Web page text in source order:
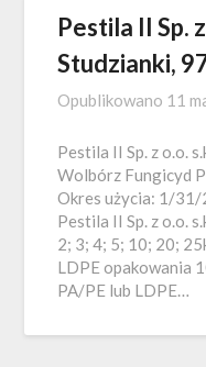
Pestila II Sp.
Studzianki,
Opublikowano 11
Pestila II Sp. z o.o.
Wolbórz Fungicyd
Okres użycia: 1/31/
Pestila II Sp. z o.o.
2; 3; 4; 5; 10; 20;
LDPE opakowania
PA/PE lub LDPE…